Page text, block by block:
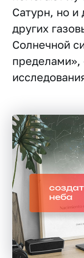
Сатурн, но и
других
Солнечной
пределами»,
неба